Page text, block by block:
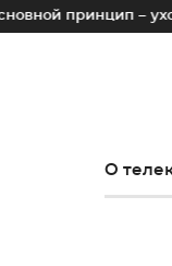
– уходить от
О